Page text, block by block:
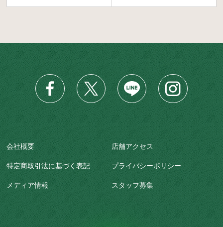
会社概要 店舗アクセス
特定商取引法に基づく表記 プライバシーポリシー
メディア情報 スタッフ募集